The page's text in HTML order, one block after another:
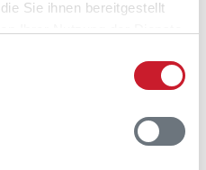
Sie ihnen bereitgestellt
sodass selbst
Reise gehen
beim Baumwipfelpfad
in luftiger Höhe.